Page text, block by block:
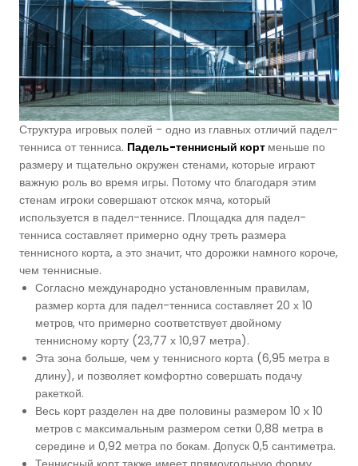
Структура игровых полей - одно из главных отличий падел-
тенниса от тенниса. Падель-теннисный корт меньше по
размеру и тщательно окружен стенами, которые играют
важную роль во время игры. Потому что благодаря этим
стенам игроки совершают отскок мяча, который
используется в падел-теннисе. Площадка для падел-
тенниса составляет примерно одну треть размера
теннисного корта, а это значит, что дорожки намного короче,
чем теннисные.
Согласно международно установленным правилам,
размер корта для падел-тенниса составляет 20 х 10
метров, что примерно соответствует двойному
теннисному корту (23,77 х 10,97 метра).
Эта зона больше, чем у теннисного корта (6,95 метра в
длину), и позволяет комфортно совершать подачу
ракеткой.
Весь корт разделен на две половины размером 10 х 10
метров с максимальным размером сетки 0,88 метра в
середине и 0,92 метра по бокам. Допуск 0,5 сантиметра.